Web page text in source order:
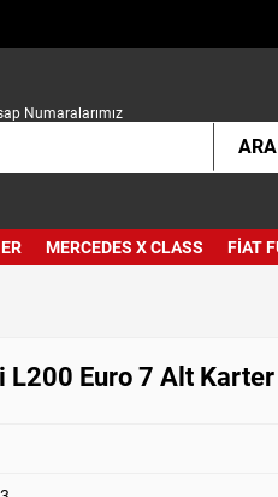
Numaralarımız
ARA
MERCEDES X CLASS FIAT
L200 Euro 7 Alt Karter